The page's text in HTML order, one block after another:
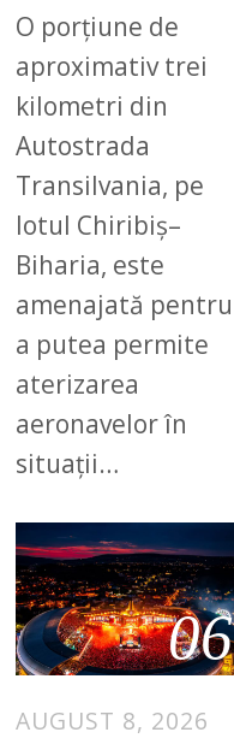
O porțiune de
aproximativ trei
kilometri din
Autostrada
Transilvania, pe
lotul Chiribiș–
Biharia, este
amenajată pentru
a putea permite
aterizarea
aeronavelor în
situații…
06
AUGUST 8, 2026